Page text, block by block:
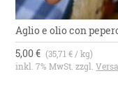
Aglio e olio con
5,00 € (35,71 € / kg)
inkl. 7% MwSt. zzgl.